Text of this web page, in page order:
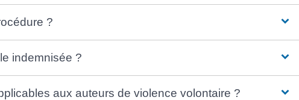
?
indemnisée ?
aux auteurs de violence volontaire ?